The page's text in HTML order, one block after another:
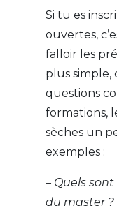
Si tu es
ouvertes,
falloir les
plus simple,
questions
formations,
sèches un
exemples :
– Quels
du master ?